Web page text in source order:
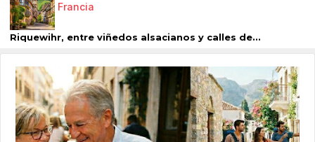
Francia
Riquewihr, entre viñedos alsacianos y calles de...